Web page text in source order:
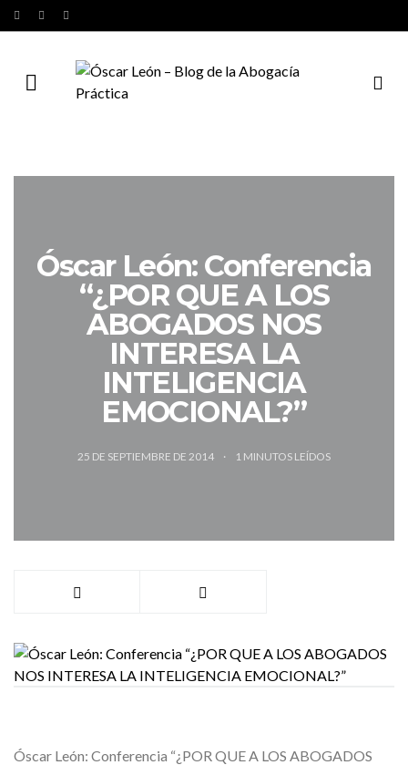
Óscar León: Conferencia
“¿POR QUE A LOS
ABOGADOS NOS
INTERESA LA
INTELIGENCIA
EMOCIONAL?”
25 DE SEPTIEMBRE DE 2014 1 MINUTOS LEÍDOS
Óscar León: Conferencia “¿POR QUE A LOS ABOGADOS